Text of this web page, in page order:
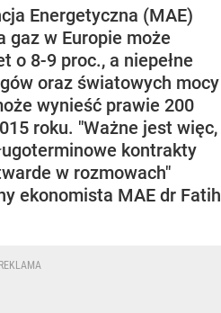
Energetyczna (MAE)
gaz w Europie może
o 8-9 proc., a niepełne
oraz światowych mocy
wynieść prawie 200
roku. "Ważne jest więc,
kontrakty
w rozmowach"
ekonomista MAE dr Fatih